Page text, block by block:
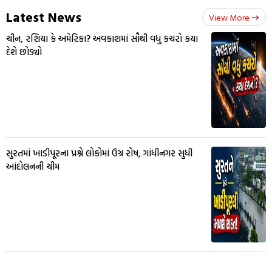
Latest News View More
ચીન, રશિયા કે અમેરિકા? અવકાશમાં સૌથી વધુ કચરો કયા
દેશે છોડ્યો
સુરતમાં ખાડીપૂરના પ્રશ્ને લોકોમાં ઉગ્ર રોષ, ગાંધીનગર સુધી
આંદોલનની ચીમ